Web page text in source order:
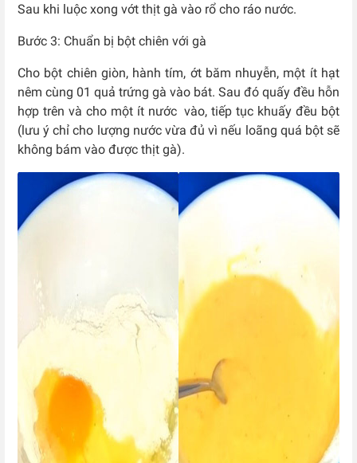
Sau khi luộc xong vớt thịt gà vào rổ cho ráo nước.
Bước 3: Chuẩn bị bột chiên với gà
Cho bột chiên giòn, hành tím, ớt băm nhuyễn, một ít hạt
nêm cùng 01 quả trứng gà vào bát. Sau đó quấy đều hỗn
hợp trên và cho một ít nước vào, tiếp tục khuấy đều bột
(lưu ý chỉ cho lượng nước vừa đủ vì nếu loãng quá bột sẽ
không bám vào được thịt gà).